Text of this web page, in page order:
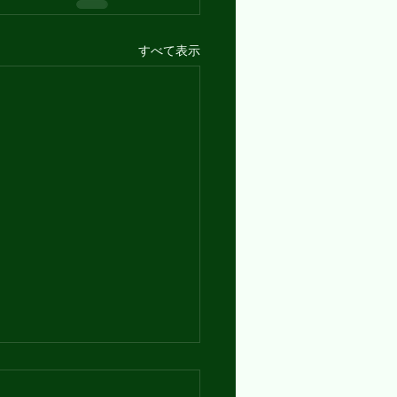
すべて表示
『ちょっと勉』⑮ボ